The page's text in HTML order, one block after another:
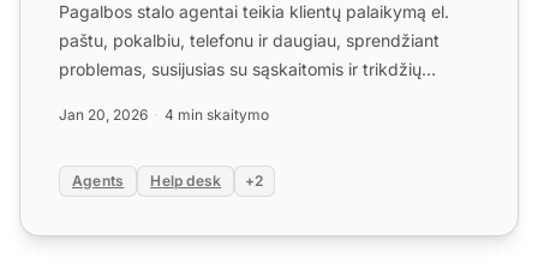
Pagalbos stalo agentai teikia klientų palaikymą el.
paštu, pokalbiu, telefonu ir daugiau, sprendžiant
problemas, susijusias su sąskaitomis ir trikdžių
Jan 20, 2026 4 min skaitymo
Agents Help desk +2